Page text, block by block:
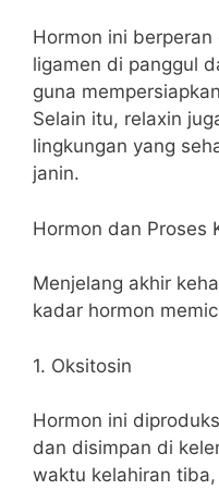
Hormon ini
ligamen di panggul
guna
Selain itu, relaxin
lingkungan yang
janin.
Hormon dan Proses
Menjelang akhir
kadar hormon
1. Oksitosin
Hormon ini
dan disimpan di
waktu kelahiran